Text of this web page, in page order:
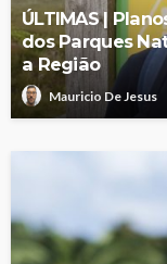
ÚLTIMAS |
dos Parques
a Região
Mauricio De Jesus